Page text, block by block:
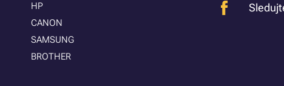
HP
CANON
SAMSUNG
BROTHER